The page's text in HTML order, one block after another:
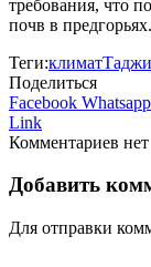
требования, что
почв в предгорьях.
Теги:климат
Поделиться
Facebook Whatsapp
Link
Комментариев нет
Добавить
Для отправки